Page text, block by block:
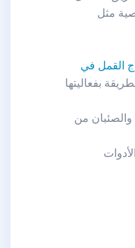
مثل
القمل في
بفعاليتها
والصئبان من